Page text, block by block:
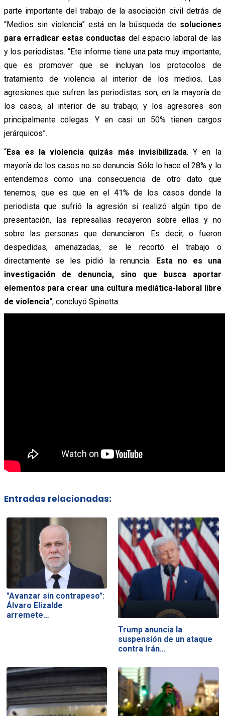
parte importante del trabajo de la asociación civil detrás de
“Medios sin violencia” está en la búsqueda de soluciones
para erradicar estas conductas del espacio laboral de las
y los periodistas. “Ete informe tiene una pata muy importante,
que es promover que se incluyan los protocolos de
tratamiento de violencia al interior de los medios. Las
agresiones que sufren las periodistas son, en la mayoría de
los casos, al interior de su trabajo; y los agresores son
principalmente colegas. Y en casi un 50% tienen cargos
jerárquicos”.
“Esa es la violencia quizás más invisibilizada. Y en la
mayoría de los casos no se denuncia. Sólo lo hace el 28% y lo
entendemos como una consecuencia de otro dato que
tenemos, que es que en el 41% de los casos donde la
periodista que sufrió la agresión sí realizó algún tipo de
presentación, las represalias recayeron sobre ellas y no
sobre las personas que denunciaron. Es decir, o fueron
despedidas, amenazadas, se le recortó el trabajo o
directamente se les pidió la renuncia.
Esta no es una
investigación de denuncia, sino que busca aportar
elementos para crear una cultura mediática-laboral libre
de violencia“, concluyó Spinetta.
Entradas relacionadas:
"Avanzar sin contrapeso":
Álvaro Elizalde
arremete…
Trump anuncia la
suspensión de un ataque
contra Irán…